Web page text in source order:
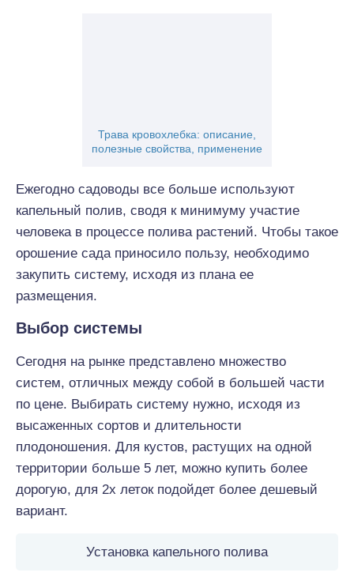
Трава кровохлебка: описание,
полезные свойства, применение
Ежегодно садоводы все больше используют
капельный полив, сводя к минимуму участие
человека в процессе полива растений. Чтобы такое
орошение сада приносило пользу, необходимо
закупить систему, исходя из плана ее
размещения.
Выбор системы
Сегодня на рынке представлено множество
систем, отличных между собой в большей части
по цене. Выбирать систему нужно, исходя из
высаженных сортов и длительности
плодоношения. Для кустов, растущих на одной
территории больше 5 лет, можно купить более
дорогую, для 2х леток подойдет более дешевый
вариант.
Установка капельного полива